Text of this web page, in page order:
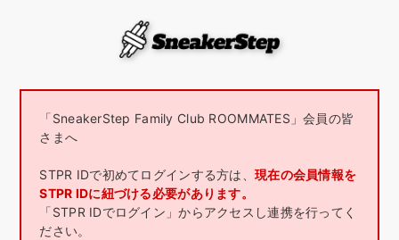
「SneakerStep Family Club ROOMMATES」会員の皆
さまへ
STPR IDで初めてログインする方は、 現在の会員情報を
STPR IDに紐づける必要があります。
「STPR IDでログイン」からアクセスし連携を行ってく
ださい。